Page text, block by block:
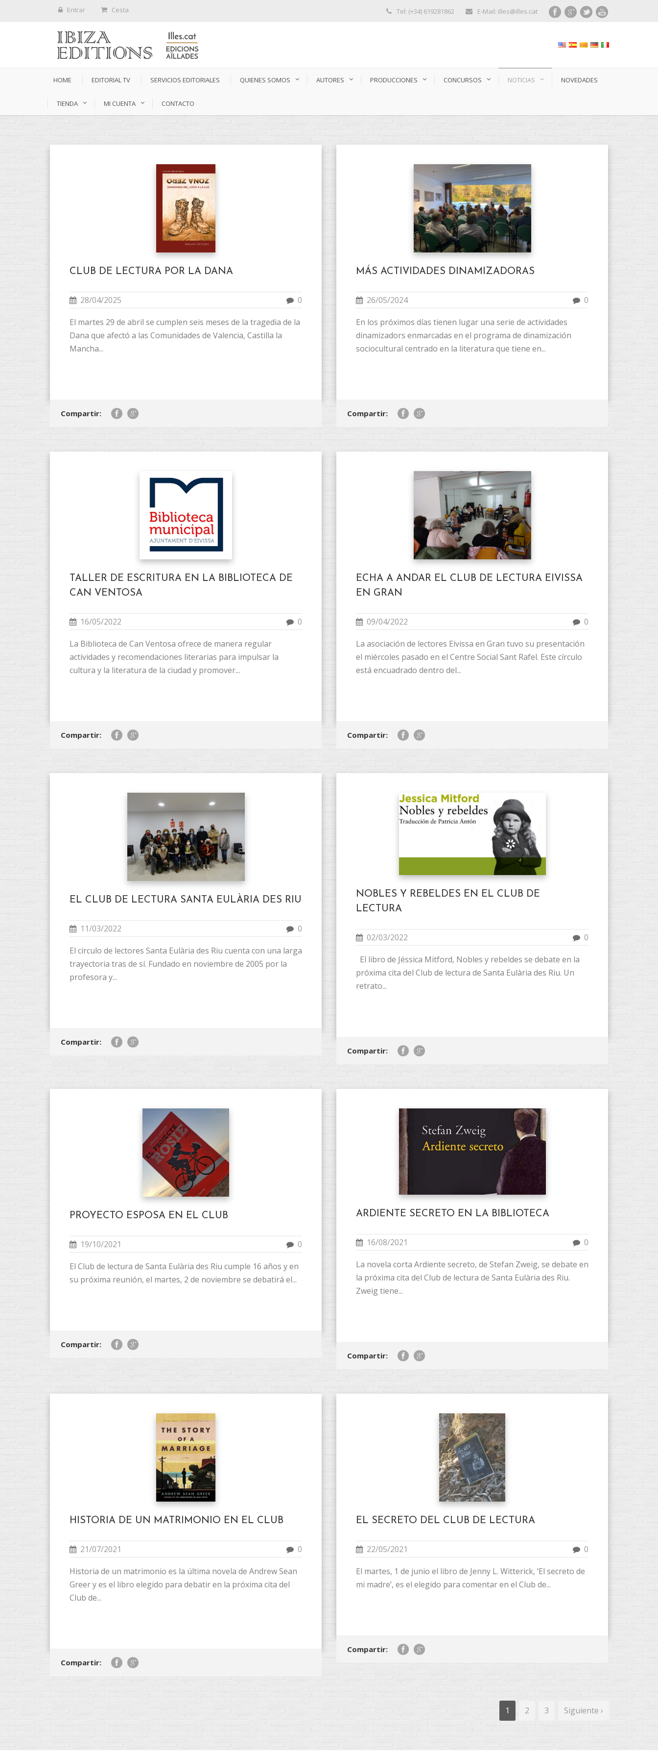
Entrar Cesta Tel: (+34) 619281862 E-Mail: illes@illes.cat
HOME EDITORIAL TV SERVICIOS EDITORIALES QUIENES SOMOS AUTORES PRODUCCIONES CONCURSOS NOTICIAS NOVEDADES
TIENDA MI CUENTA CONTACTO
CLUB DE LECTURA POR LA DANA
28/04/2025 0
El martes 29 de abril se cumplen seis meses de la tragedia de la
Dana que afectó a las Comunidades de Valencia, Castilla la
Mancha...
Compartir:
MÁS ACTIVIDADES DINAMIZADORAS
26/05/2024 0
En los próximos días tienen lugar una serie de actividades
dinamizadors enmarcadas en el programa de dinamización
sociocultural centrado en la literatura que tiene en...
Compartir:
TALLER DE ESCRITURA EN LA BIBLIOTECA DE
CAN VENTOSA
16/05/2022 0
La Biblioteca de Can Ventosa ofrece de manera regular
actividades y recomendaciones literarias para impulsar la
cultura y la literatura de la ciudad y promover...
Compartir:
ECHA A ANDAR EL CLUB DE LECTURA EIVISSA
EN GRAN
09/04/2022 0
La asociación de lectores Eivissa en Gran tuvo su presentación
el miércoles pasado en el Centre Social Sant Rafel. Este círculo
está encuadrado dentro del...
Compartir:
EL CLUB DE LECTURA SANTA EULÀRIA DES RIU
11/03/2022 0
El círculo de lectores Santa Eulària des Riu cuenta con una larga
trayectoria tras de sí. Fundado en noviembre de 2005 por la
profesora y...
Compartir:
NOBLES Y REBELDES EN EL CLUB DE
LECTURA
02/03/2022 0
El libro de Jéssica Mitford, Nobles y rebeldes se debate en la
próxima cita del Club de lectura de Santa Eulària des Riu. Un
retrato...
Compartir:
PROYECTO ESPOSA EN EL CLUB
19/10/2021 0
El Club de lectura de Santa Eulària des Riu cumple 16 años y en
su próxima reunión, el martes, 2 de noviembre se debatirá el...
Compartir:
ARDIENTE SECRETO EN LA BIBLIOTECA
16/08/2021 0
La novela corta Ardiente secreto, de Stefan Zweig, se debate en
la próxima cita del Club de lectura de Santa Eulària des Riu.
Zweig tiene...
Compartir:
HISTORIA DE UN MATRIMONIO EN EL CLUB
21/07/2021 0
Historia de un matrimonio es la última novela de Andrew Sean
Greer y es el libro elegido para debatir en la próxima cita del
Club de...
Compartir:
EL SECRETO DEL CLUB DE LECTURA
22/05/2021 0
El martes, 1 de junio el libro de Jenny L. Witterick, ‘El secreto de
mi madre’, es el elegido para comentar en el Club de...
Compartir:
1 2 3 Siguiente ›